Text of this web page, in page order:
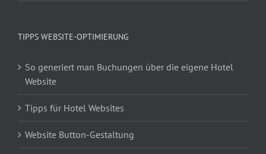
TIPPS WEBSITE-OPTIMIERUNG
So generiert man Buchungen über die eigene Hotel
Website
Tipps für Hotel Websites
Website Button-Gestaltung